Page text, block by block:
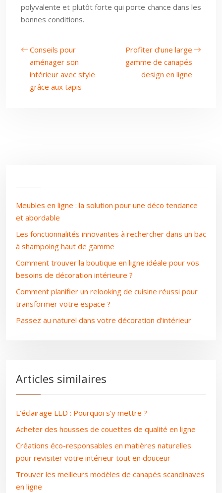
polyvalente et plutôt forte qui porte chance dans les
bonnes conditions.
Conseils pour
aménager son
intérieur avec style
grâce aux tapis
Profiter d’une large
gamme de canapés
design en ligne
Meubles en ligne : la solution pour une déco tendance
et abordable
Les fonctionnalités innovantes à rechercher dans un bac
à shampoing haut de gamme
Comment trouver la boutique en ligne idéale pour vos
besoins de décoration intérieure ?
Comment planifier un relooking de cuisine réussi pour
transformer votre espace ?
Passez au naturel dans votre décoration d’intérieur
Articles similaires
L’éclairage LED : Pourquoi s’y mettre ?
Acheter des housses de couettes de qualité en ligne
Créations éco-responsables en matières naturelles
pour revisiter votre intérieur tout en douceur
Trouver les meilleurs modèles de canapés scandinaves
en ligne